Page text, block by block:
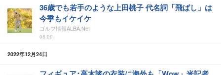
36歳でも若手のような上田桃子 代名詞「飛ばし」は
今季もイケイケ
ゴルフ情報ALBA.Net
08:00
2022年12月24日